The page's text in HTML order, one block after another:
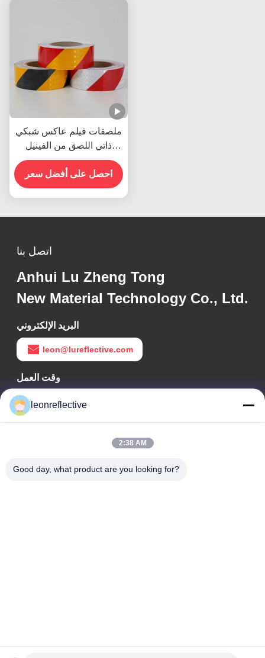
ملصقات فيلم عاكس شبكي
ذاتي اللصق من الفينيل
العاكس لعلامات الطرق
احصل على أفضل سعر
اتصل بنا
Anhui Lu Zheng Tong
New Material Technology Co., Ltd.
البريد الإلكتروني
leon@lureflective.com
وقت العمل
9:00-18:00
عنواننا
التكنولوجيا العالية، هيفي، أنهوي، الصين
leonreflective
2:38 AM
Good day, what product are you looking for?